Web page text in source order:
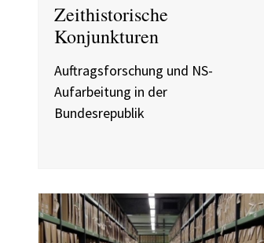
Zeithistorische
Konjunkturen
Auftragsforschung und NS-
Aufarbeitung in der
Bundesrepublik